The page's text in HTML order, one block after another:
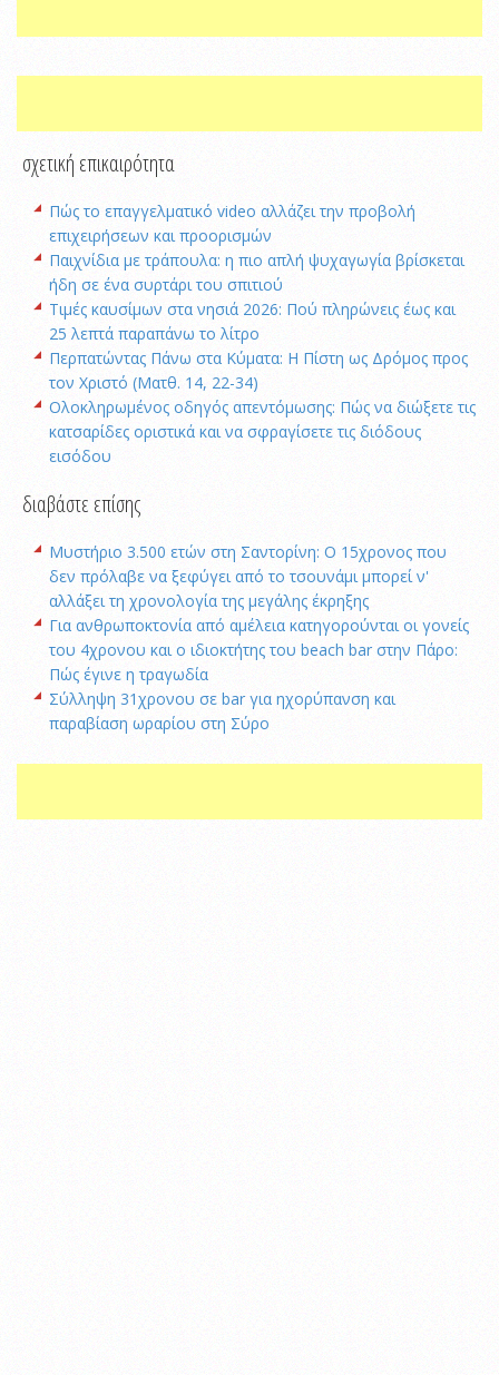
σχετική επικαιρότητα
Πώς το επαγγελματικό video αλλάζει την προβολή
επιχειρήσεων και προορισμών
Παιχνίδια με τράπουλα: η πιο απλή ψυχαγωγία βρίσκεται
ήδη σε ένα συρτάρι του σπιτιού
Τιμές καυσίμων στα νησιά 2026: Πού πληρώνεις έως και
25 λεπτά παραπάνω το λίτρο
Περπατώντας Πάνω στα Κύματα: Η Πίστη ως Δρόμος προς
τον Χριστό (Ματθ. 14, 22-34)
Ολοκληρωμένος οδηγός απεντόμωσης: Πώς να διώξετε τις
κατσαρίδες οριστικά και να σφραγίσετε τις διόδους
εισόδου
διαβάστε επίσης
Μυστήριο 3.500 ετών στη Σαντορίνη: Ο 15χρονος που
δεν πρόλαβε να ξεφύγει από το τσουνάμι μπορεί ν'
αλλάξει τη χρονολογία της μεγάλης έκρηξης
Για ανθρωποκτονία από αμέλεια κατηγορούνται οι γονείς
του 4χρονου και ο ιδιοκτήτης του beach bar στην Πάρο:
Πώς έγινε η τραγωδία
Σύλληψη 31χρονου σε bar για ηχορύπανση και
παραβίαση ωραρίου στη Σύρο